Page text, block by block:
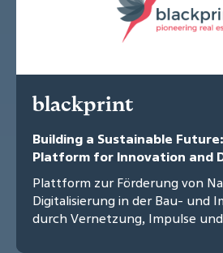
blackprint
Building a Sustainable
Platform for Innovation and
Plattform zur Förderung von
Digitalisierung in der Bau- und
durch Vernetzung, Impulse